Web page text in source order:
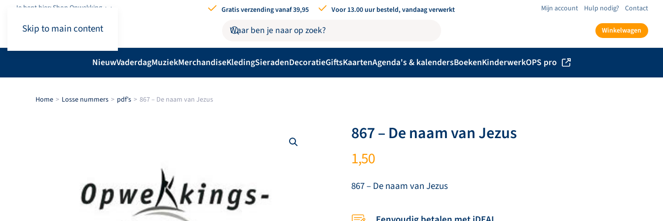
Skip to main content
Je bent hier: Shop.Opwekking Gratis verzending vanaf 39,95 Voor 13.00 uur besteld, vandaag verwerkt Mijn account Hulp nodig? Contact
Winkelwagen
NieuwVaderdagMuziekMerchandiseKledingSieradenDecoratieGiftsKaartenAgenda's & kalendersBoekenKinderwerkOPS pro
Home Losse nummers pdf’s 867 – De naam van Jezus
867 – De naam van Jezus
1,50
867 – De naam van Jezus